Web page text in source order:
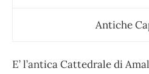
Antiche
E’ l’antica Cattedrale di